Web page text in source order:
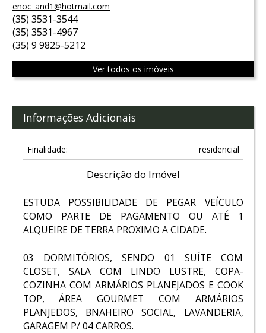
enoc_and1@hotmail.com
(35) 3531-3544
(35) 3531-4967
(35) 9 9825-5212
Ver todos os imóveis
Informações Adicionais
Finalidade: residencial
Descrição do Imóvel
ESTUDA POSSIBILIDADE DE PEGAR VEÍCULO
COMO PARTE DE PAGAMENTO OU ATÉ 1
ALQUEIRE DE TERRA PROXIMO A CIDADE.
03 DORMITÓRIOS, SENDO 01 SUÍTE COM
CLOSET, SALA COM LINDO LUSTRE, COPA-
COZINHA COM ARMÁRIOS PLANEJADOS E COOK
TOP, ÁREA GOURMET COM ARMÁRIOS
PLANJEDOS, BNAHEIRO SOCIAL, LAVANDERIA,
GARAGEM P/ 04 CARROS.